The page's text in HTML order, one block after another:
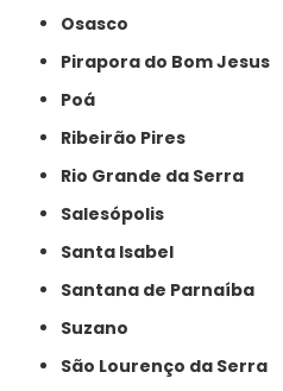
Osasco
Pirapora do Bom Jesus
Poá
Ribeirão Pires
Rio Grande da Serra
Salesópolis
Santa Isabel
Santana de Parnaíba
Suzano
São Lourenço da Serra